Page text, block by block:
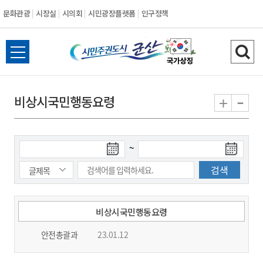
문화관광 시장실 시의회 시민광장플랫폼 인구정책
시
민
권
도
시
군
산
전
체
뉴
열
검
색
기
비상시국민행동요령 + -
색
시
일
~
색
종
일
비상시국민행동요령
안전총괄과 23.01.12